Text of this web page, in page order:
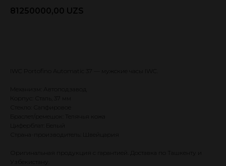
81250000,00 UZS
IWC Portofino Automatic 37 — мужские часы IWC.
Стекло: Сапфировое
Браслет/ремешок: Телячья кожа
Циферблат: Белый
Оригинальная продукция с гарантией. Доставка по Ташкенту и
Узбекистану.